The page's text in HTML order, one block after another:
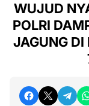
WUJUD
POLRI
JAGUNG DI